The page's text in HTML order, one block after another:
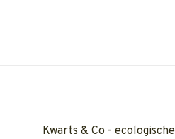
Kwarts & Co -